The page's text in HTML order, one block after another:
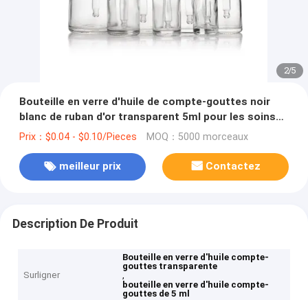
2/5
Bouteille en verre d'huile de compte-gouttes noir
blanc de ruban d'or transparent 5ml pour les soins
personnels
Prix：$0.04 - $0.10/Pieces MOQ：5000 morceaux
meilleur prix Contactez
Description De Produit
Surligner
Bouteille en verre d'huile compte-
gouttes transparente
,
bouteille en verre d'huile compte-
gouttes de 5 ml